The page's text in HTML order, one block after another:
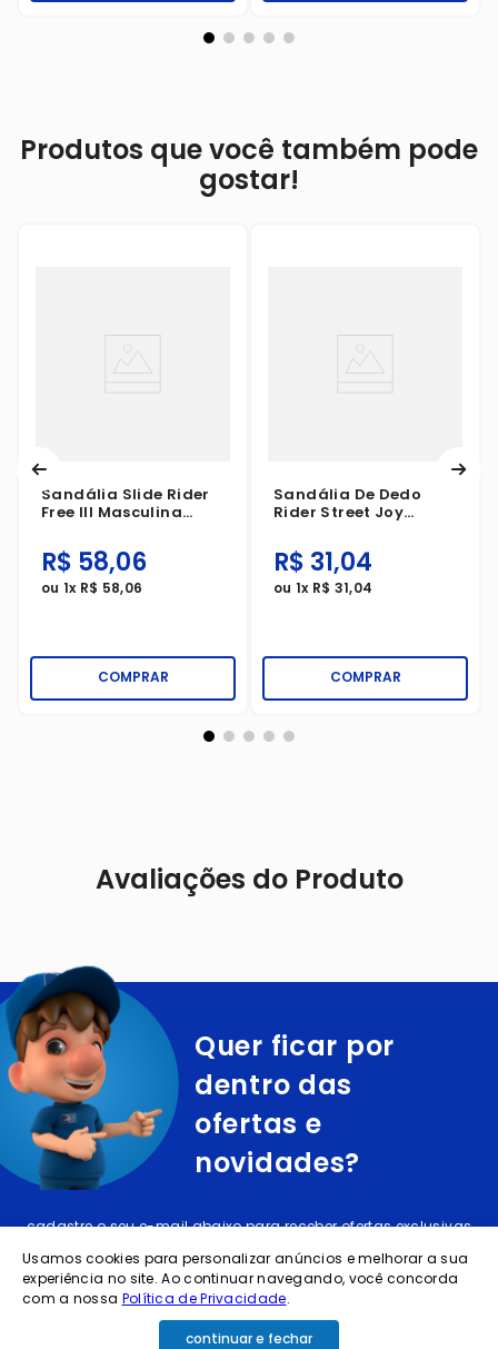
Produtos que você também pode
gostar!
Sandália Slide Rider
Free III Masculina
R$ 58,06
ou 1x R$ 58,06
COMPRAR
Sandália De Dedo
Rider Street Joy
Azul/Azul/Cinza
R$ 31,04
ou 1x R$ 31,04
COMPRAR
Avaliações do Produto
Quer ficar por
dentro das
ofertas e
novidades?
cadastre o seu e-mail abaixo para receber ofertas exclusivas
Usamos cookies para personalizar anúncios e melhorar a sua
experiência no site. Ao continuar navegando, você concorda
com a nossa Política de Privacidade.
continuar e fechar